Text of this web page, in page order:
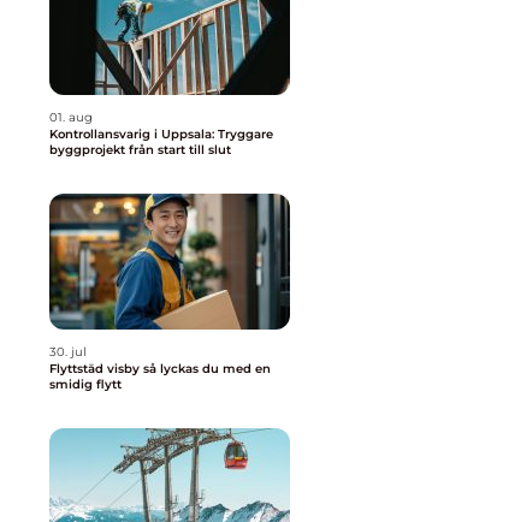
01. aug
Kontrollansvarig i Uppsala: Tryggare
byggprojekt från start till slut
30. jul
Flyttstäd visby så lyckas du med en
smidig flytt